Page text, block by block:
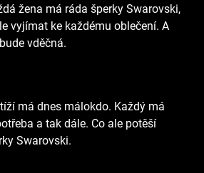
žena má rádašperky Swarovski,
vyjímat ke každému oblečení. A
vděčná.
má dnes málokdo. Každý má
a tak dále. Co ale potěší
Swarovski.